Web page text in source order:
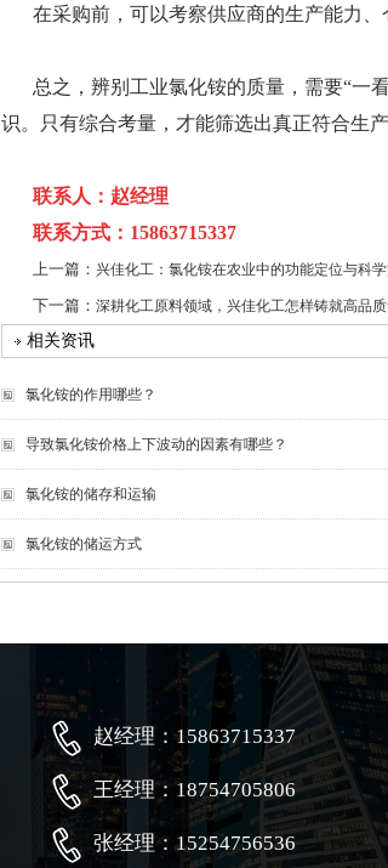
在采购前，可以考察供应商的生产能力、
总之，辨别工业氯化铵的质量，需要“一
识。只有综合考量，才能筛选出真正符合生
联系人：赵经理
联系方式：15863715337
上一篇： 兴佳化工：氯化铵在农业中的功能定位与科
下一篇： 深耕化工原料领域，兴佳化工怎样铸就高品质
相关资讯
氯化铵的作用哪些？
导致氯化铵价格上下波动的因素有哪些？
氯化铵的储存和运输
氯化铵的储运方式
赵经理：15863715337
王经理：18754705806
张经理：15254756536